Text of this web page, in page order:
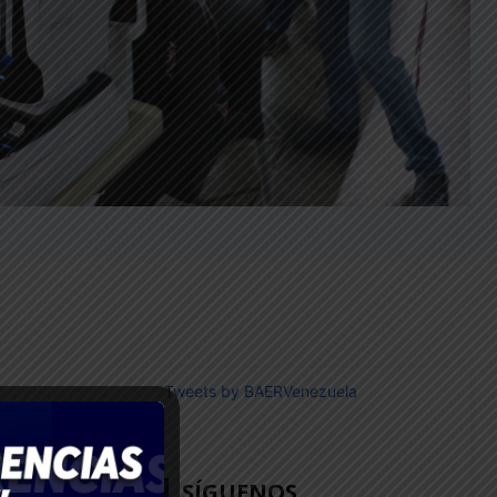
Tweets by BAERVenezuela